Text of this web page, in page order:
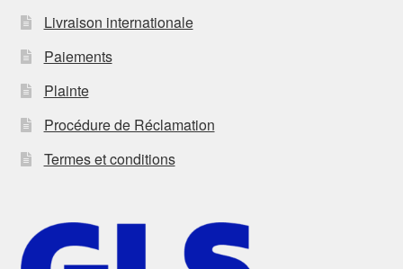
Livraison internationale
Paiements
Plainte
Procédure de Réclamation
Termes et conditions